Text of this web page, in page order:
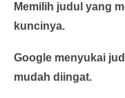
Memilih judul yang
kuncinya.
Google menyukai
mudah diingat.